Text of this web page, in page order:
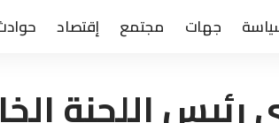
جهات مجتمع إقتصاد
اللجنة